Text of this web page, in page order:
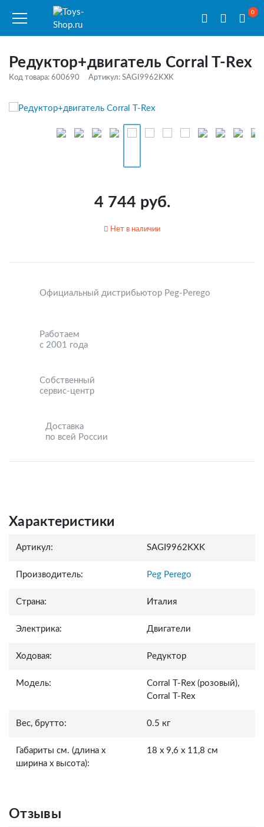
0
Редуктор+двигатель Corral T-Rex
Код товара: 600690 Артикул: SAGI9962KXK
4 744 руб.
Нет в наличии
Официальный дистрибьютор Peg-Perego
Работаем
с 2001 года
Собственный
сервис-центр
Доставка
по всей России
Характеристики
Артикул: SAGI9962KXK
Производитель: Peg Perego
Страна: Италия
Электрика: Двигатели
Ходовая: Редуктор
Модель:
Corral T-Rex (розовый),
Corral T-Rex
Вес, брутто: 0.5 кг
Габариты см. (длина x
ширина x высота):
18 x 9,6 x 11,8 см
Отзывы